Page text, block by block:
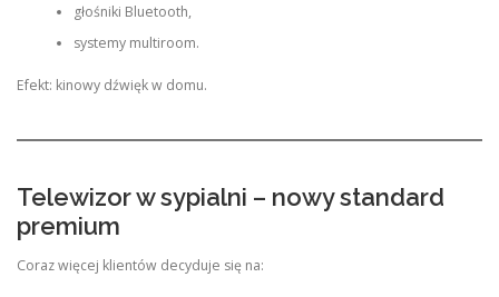
głośniki Bluetooth,
systemy multiroom.
Efekt: kinowy dźwięk w domu.
Telewizor w sypialni – nowy standard
premium
Coraz więcej klientów decyduje się na: